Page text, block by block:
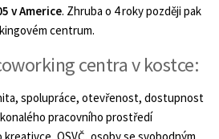
v Americe. Zhruba o 4 roky později pak
centrum.
centra v kostce:
spolupráce, otevřenost, dostupnost
pracovního prostředí